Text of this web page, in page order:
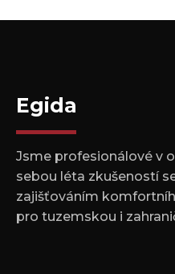
Egida
Jsme profesionálové v
sebou léta zkušeností
zajišťováním
pro tuzemskou i